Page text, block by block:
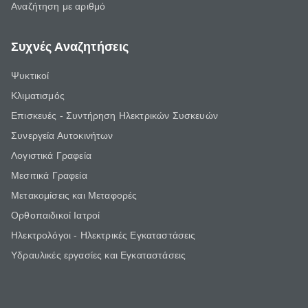
Αναζήτηση με αριθμό
Συχνές Αναζητήσεις
Ψυκτικοί
Κλιματισμός
Επισκευές - Συντήρηση Ηλεκτρικών Συσκευών
Συνεργεία Αυτοκινήτων
Λογιστικά Γραφεία
Μεσιτικά Γραφεία
Μετακομίσεις και Μεταφορές
Ορθοπαιδικοί Ιατροί
Ηλεκτρολόγοι - Ηλεκτρικές Εγκαταστάσεις
Υδραυλικές εργασίες και Εγκαταστάσεις